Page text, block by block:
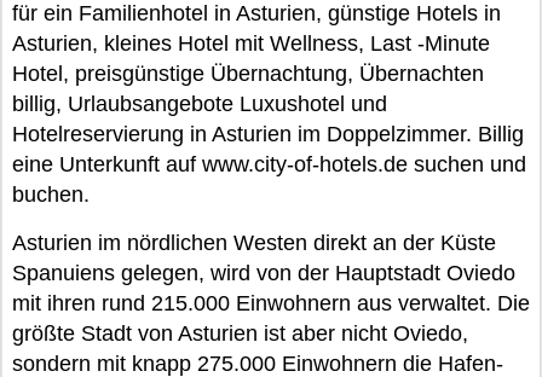
für ein Familienhotel in Asturien, günstige Hotels in
Asturien, kleines Hotel mit Wellness, Last -Minute
Hotel, preisgünstige Übernachtung, Übernachten
billig, Urlaubsangebote Luxushotel und
Hotelreservierung in Asturien im Doppelzimmer. Billig
eine Unterkunft auf www.city-of-hotels.de suchen und
buchen.
Asturien im nördlichen Westen direkt an der Küste
Spanuiens gelegen, wird von der Hauptstadt Oviedo
mit ihren rund 215.000 Einwohnern aus verwaltet. Die
größte Stadt von Asturien ist aber nicht Oviedo,
sondern mit knapp 275.000 Einwohnern die Hafen-